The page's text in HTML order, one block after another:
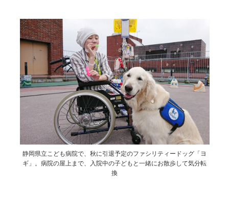
静岡県立こども病院で、秋に引退予定のファシリティードッグ「ヨ
ギ」。病院の屋上まで、入院中の子どもと一緒にお散歩して気分転
換